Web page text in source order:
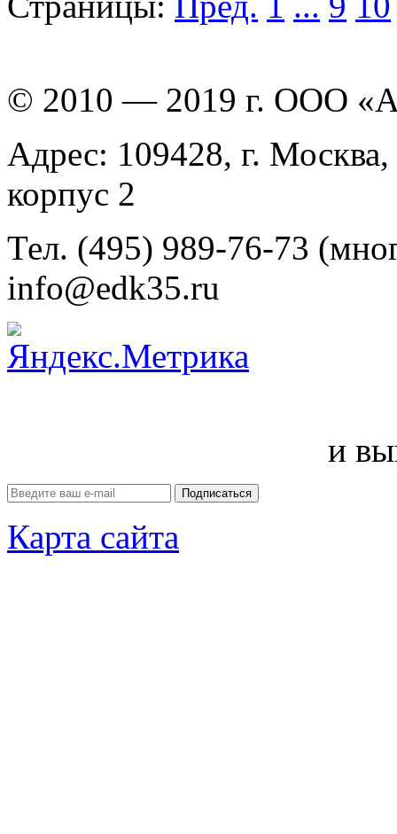
© 2010 — 2019 г. ООО
Адрес: 109428, г.
корпус 2
Тел. (495) 989-76-73
info@edk35.ru
и
Карта сайта